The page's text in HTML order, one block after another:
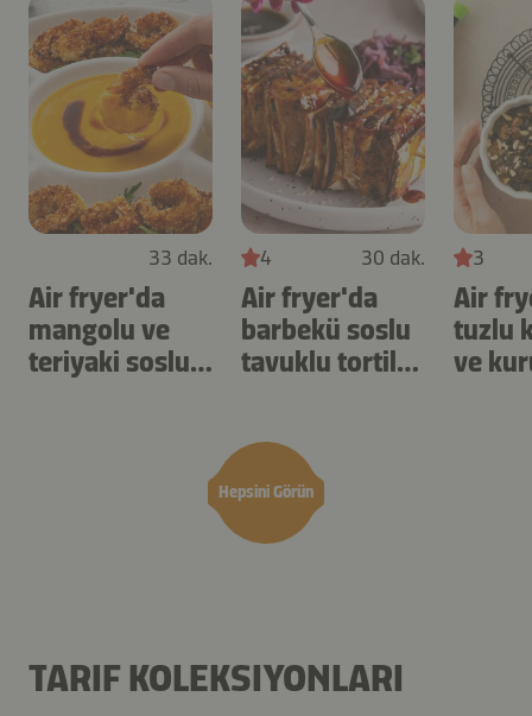
Hepsini Görün
33 dak.
Air fryer'da
mangolu ve
teriyaki soslu
4 30 dak.
Air fryer'da
barbekü soslu
tavuklu tortilla
3
Air
tuzlu
ve
TARIF KOLEKSIYONLARI